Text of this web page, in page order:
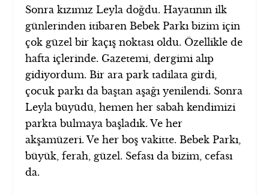
Sonra kızımız Leyla doğdu. Hayatının ilk
günlerinden itibaren Bebek Parkı bizim için
çok güzel bir kaçış noktası oldu. Özellikle de
hafta içlerinde. Gazetemi, dergimi alıp
gidiyordum. Bir ara park tadilata girdi,
çocuk parkı da baştan aşağı yenilendi. Sonra
Leyla büyüdü, hemen her sabah kendimizi
parkta bulmaya başladık. Ve her
akşamüzeri. Ve her boş vakitte. Bebek Parkı,
büyük, ferah, güzel. Sefası da bizim, cefası
da.